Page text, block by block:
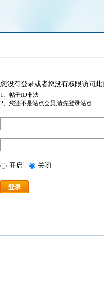
您没有登录或者您没有权限访问
1、帖子ID非法
2、您还不是站点会员,请先登录站点
开启 关闭
登录